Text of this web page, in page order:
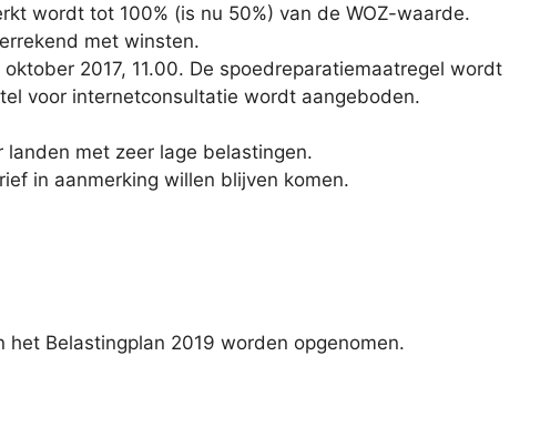
wordt tot 100% (is nu 50%) van de WOZ-waarde.
met winsten.
2017, 11.00. De spoedreparatiemaatregel wordt
voor internetconsultatie wordt aangeboden.
landen met zeer lage belastingen.
in aanmerking willen blijven komen.
Belastingplan 2019 worden opgenomen.